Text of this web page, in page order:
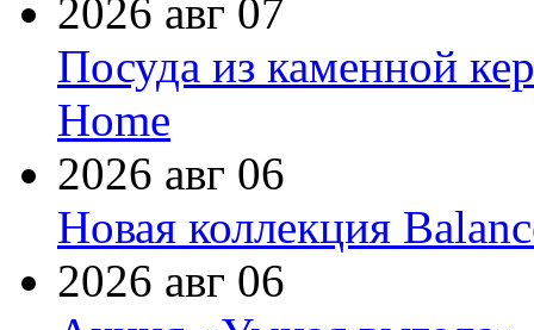
2026 авг 07
Посуда из каменной
Home
2026 авг 06
Новая коллекция
2026 авг 06